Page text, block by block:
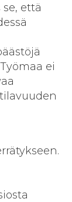
se, että
ei